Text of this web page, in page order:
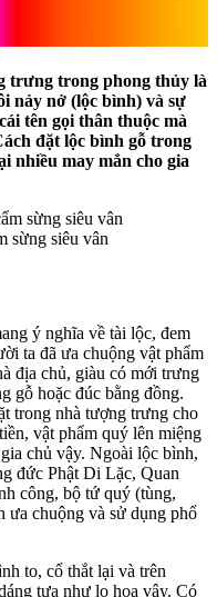
trưng trong phong thủy là
nảy nở (lộc bình) và sự
tên gọi thân thuộc mà
đặt lộc bình gỗ trong
nhiều may mắn cho gia
sừng siêu vân
ý nghĩa về tài lộc, đem
ta đã ưa chuộng vật phẩm
địa chủ, giàu có mới trưng
gỗ hoặc đúc bằng đồng.
trong nhà tượng trưng cho
vật phẩm quý lên miệng
chủ vậy. Ngoài lộc bình,
đức Phật Di Lặc, Quan
công, bộ tứ quý (tùng,
chuộng và sử dụng phổ
to, cổ thắt lại và trên
tựa như lọ hoa vậy. Có